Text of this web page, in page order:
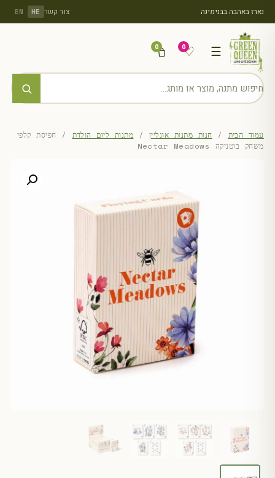
נארז באהבה בבנימינה צור קשר HE
EN
☰
♡
0
0
עמוד הבית / חנות מתנות אונליין / מתנות ליום הולדת / חפיסת קלפי
משחק בוטניקה Nectar Meadows